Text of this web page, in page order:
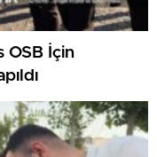
OSB İçin